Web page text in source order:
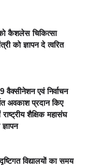
को कैशलेस चिकित्सा
को ज्ञापन दे त्वरित
एवं निर्वाचन
अवकाश प्रदान किए
शैक्षिक महासंघ
विद्यालयों का समय